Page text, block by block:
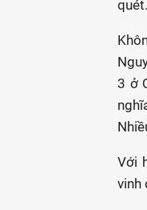
quét.
3 ở
Với
vinh